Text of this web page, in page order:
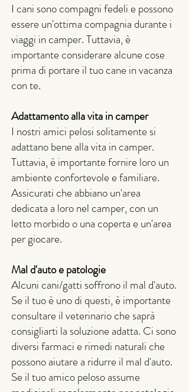
I cani sono compagni fedeli e possono
essere un'ottima compagnia durante i
viaggi in camper. Tuttavia, è
importante considerare alcune cose
prima di portare il tuo cane in vacanza
con te.
Adattamento alla vita in camper
I nostri amici pelosi solitamente si
adattano bene alla vita in camper.
Tuttavia, è importante fornire loro un
ambiente confortevole e familiare.
Assicurati che abbiano un'area
dedicata a loro nel camper, con un
letto morbido o una coperta e un'area
per giocare.
Mal d'auto e patologie
Alcuni cani/gatti soffrono il mal d'auto.
Se il tuo è uno di questi, è importante
consultare il veterinario che saprà
consigliarti la soluzione adatta. Ci sono
diversi farmaci e rimedi naturali che
possono aiutare a ridurre il mal d'auto.
Se il tuo amico peloso assume